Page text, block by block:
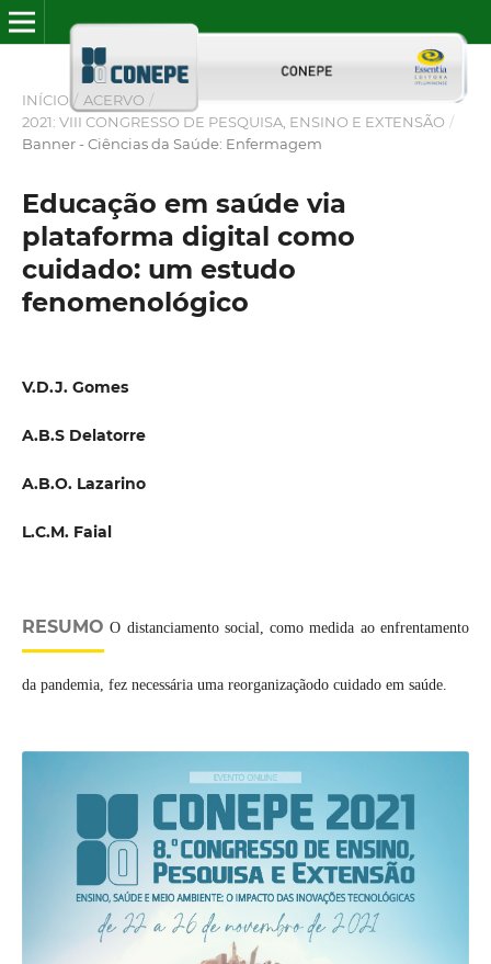
INÍCIO / ACERVO /
2021: VIII CONGRESSO DE PESQUISA, ENSINO E EXTENSÃO /
Banner - Ciências da Saúde: Enfermagem
Educação em saúde via
plataforma digital como
cuidado: um estudo
fenomenológico
V.D.J. Gomes
A.B.S Delatorre
A.B.O. Lazarino
L.C.M. Faial
RESUMO O distanciamento social, como medida ao enfrentamento
da pandemia, fez necessária uma reorganizaçãodo cuidado em saúde.